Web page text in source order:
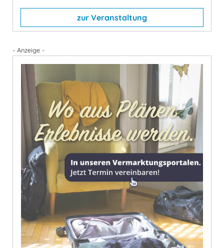
zur Veranstaltung
- Anzeige -